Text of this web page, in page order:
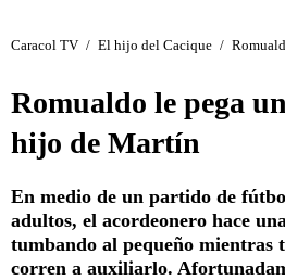
Caracol TV / El hijo del Cacique /
Romualdo le pega
hijo de Martín
En medio de un partido de
adultos, el acordeonero hace
tumbando al pequeño mientras
corren a auxiliarlo.